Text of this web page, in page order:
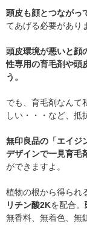
頭皮も顔とつながっ
てあげる必要があり
頭皮環境が悪いと顔
性専用の育毛剤や頭
う。
でも、育毛剤なんて
しい・・・など、抵
無印良品の「エイジ
デザインで一見育毛
ができますよ。
植物の根から得られ
リチン酸2Kを配合。
無香料、無着色、無